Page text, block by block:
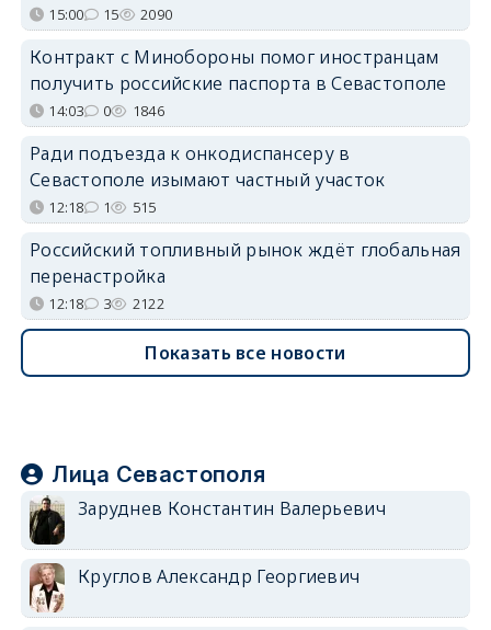
15:00 15 2090
Контракт с Минобороны помог иностранцам
получить российские паспорта в Севастополе
14:03 0 1846
Ради подъезда к онкодиспансеру в
Севастополе изымают частный участок
12:18 1 515
Российский топливный рынок ждёт глобальная
перенастройка
12:18 3 2122
Показать все новости
Лица Севастополя
Заруднев Константин Валерьевич
Круглов Александр Георгиевич